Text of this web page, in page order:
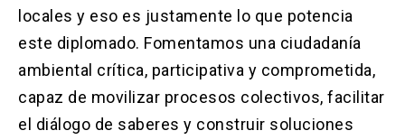
locales y eso es justamente lo que potencia
este diplomado. Fomentamos una ciudadanía
ambiental crítica, participativa y comprometida,
capaz de movilizar procesos colectivos, facilitar
el diálogo de saberes y construir soluciones